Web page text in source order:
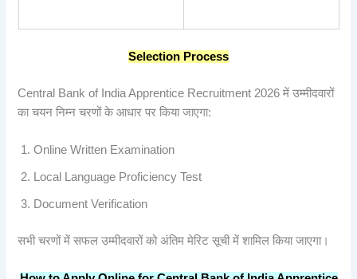
Selection Process
Central Bank of India Apprentice Recruitment 2026 में उम्मीदवारों
का चयन निम्न चरणों के आधार पर किया जाएगा:
Online Written Examination
Local Language Proficiency Test
Document Verification
सभी चरणों में सफल उम्मीदवारों को अंतिम मेरिट सूची में शामिल किया जाएगा।